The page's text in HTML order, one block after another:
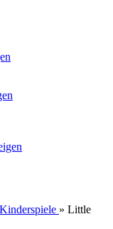
» Little